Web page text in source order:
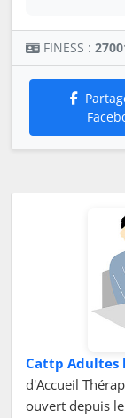
FINESS :
Cattp Adultes
d'Accueil
ouvert depuis le